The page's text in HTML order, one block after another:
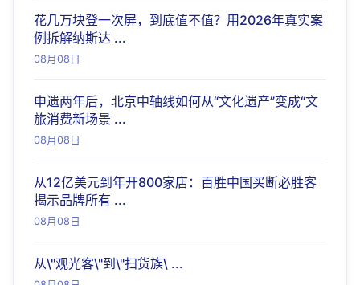
花几万块登一次屏，到底值不值？用2026年真实案
例拆解纳斯达 ...
08月08日
申遗两年后，北京中轴线如何从“文化遗产”变成“文
旅消费新场景 ...
08月08日
从12亿美元到年开800家店：百胜中国买断必胜客
揭示品牌所有 ...
08月08日
从\"观光客\"到\"扫货族\ ...